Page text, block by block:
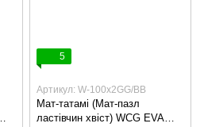
5
Артикул: W-100х2GG/BB
Мат-татамі (Мат-пазл
ластівчин хвіст) WCG EVA